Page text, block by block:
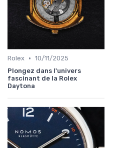
Rolex • 10/11/2025
Plongez dans l'univers
fascinant de la Rolex
Daytona